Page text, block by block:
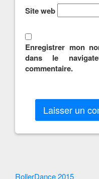
Site web
Enregistrer mon
dans le
commentaire.
RollerDance 2015